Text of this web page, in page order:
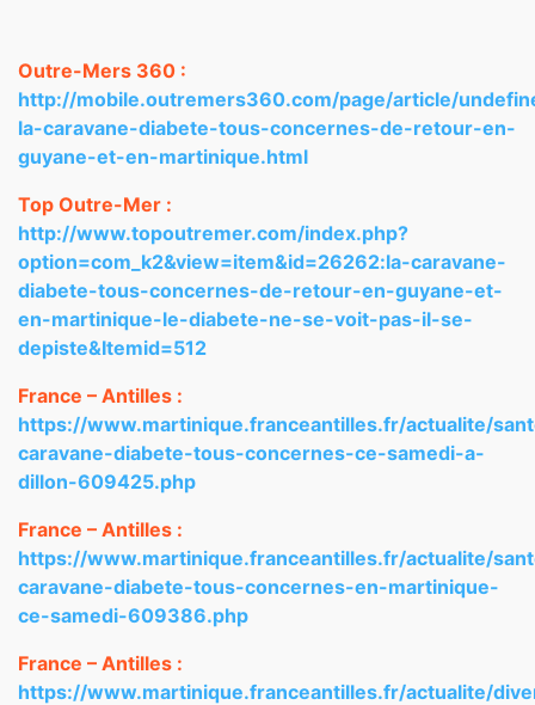
Outre-Mers 360 :
http://mobile.outremers360.com/page/article/
la-caravane-diabete-tous-concernes-de-retour-en-
guyane-et-en-martinique.html
Top Outre-Mer :
http://www.topoutremer.com/index.php?
option=com_k2&view=item&id=26262:la-caravane-
diabete-tous-concernes-de-retour-en-guyane-et-
en-martinique-le-diabete-ne-se-voit-pas-il-se-
depiste&Itemid=512
France – Antilles :
https://www.martinique.franceantilles.fr/actualite/
caravane-diabete-tous-concernes-ce-samedi-a-
dillon-609425.php
France – Antilles :
https://www.martinique.franceantilles.fr/actualite/
caravane-diabete-tous-concernes-en-martinique-
ce-samedi-609386.php
France – Antilles :
https://www.martinique.franceantilles.fr/actualite/